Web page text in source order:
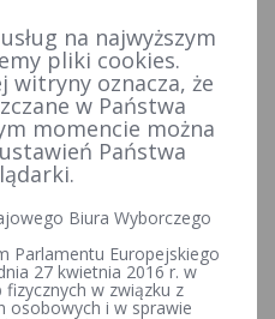
Wybory i referenda w toku kadencji
Kadencja 2024-2029
do Rady
w okręgu
zarządzone na
na najwyższym
pliki cookies.
witryny oznacza, że
w Państwa
momencie można
Państwa
Biura Wyborczego
Parlamentu Europejskiego
27 kwietnia 2016 r. w
w związku z
osobowych i w sprawie